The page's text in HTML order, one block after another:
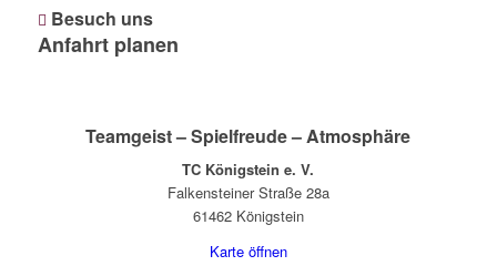
Besuch uns
Anfahrt planen
Teamgeist – Spielfreude – Atmosphäre
TC Königstein e. V.
Falkensteiner Straße 28a
61462 Königstein
Karte öffnen